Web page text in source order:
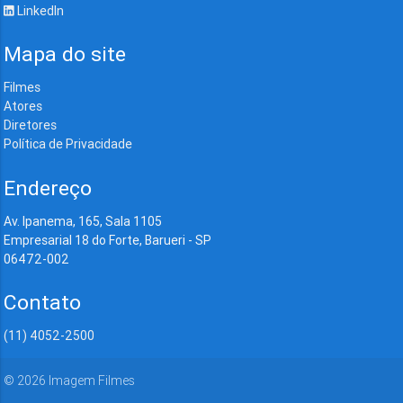
LinkedIn
Mapa do site
Filmes
Atores
Diretores
Política de Privacidade
Endereço
Av. Ipanema, 165, Sala 1105
Empresarial 18 do Forte, Barueri - SP
06472-002
Contato
(11) 4052-2500
© 2026 Imagem Filmes